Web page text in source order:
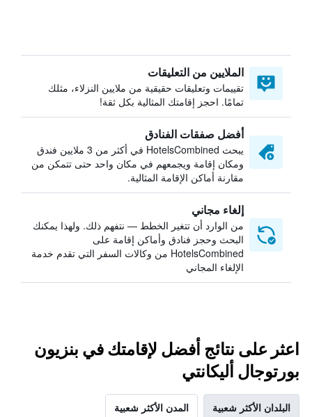
الملايين من التعليقات
تقييمات وتعليقات حقيقية من ملايين النزلاء، مثلك
تمامًا. احجز إقامتك المثالية بكل ثقة!
أفضل صفقات الفنادق
يبحث HotelsCombined في أكثر من 3 ملايين فندق
ومكان إقامة ويجمعهم في مكان واحد حتى تتمكن من
مقارنة أماكن الإقامة المثالية.
إلغاء مجاني
من الوارد أن تتغير الخطط — نتفهم ذلك. ولهذا يمكنك
البحث وحجز فنادق وأماكن إقامة على
HotelsCombined من وكالات السفر التي تقدم خدمة
الإلغاء المجاني
اعثر على نتائج أفضل لإقامتك في بنزيون
بورتوجال أليكانتي
البلدان الأكثر شعبية المدن الأكثر شعبية